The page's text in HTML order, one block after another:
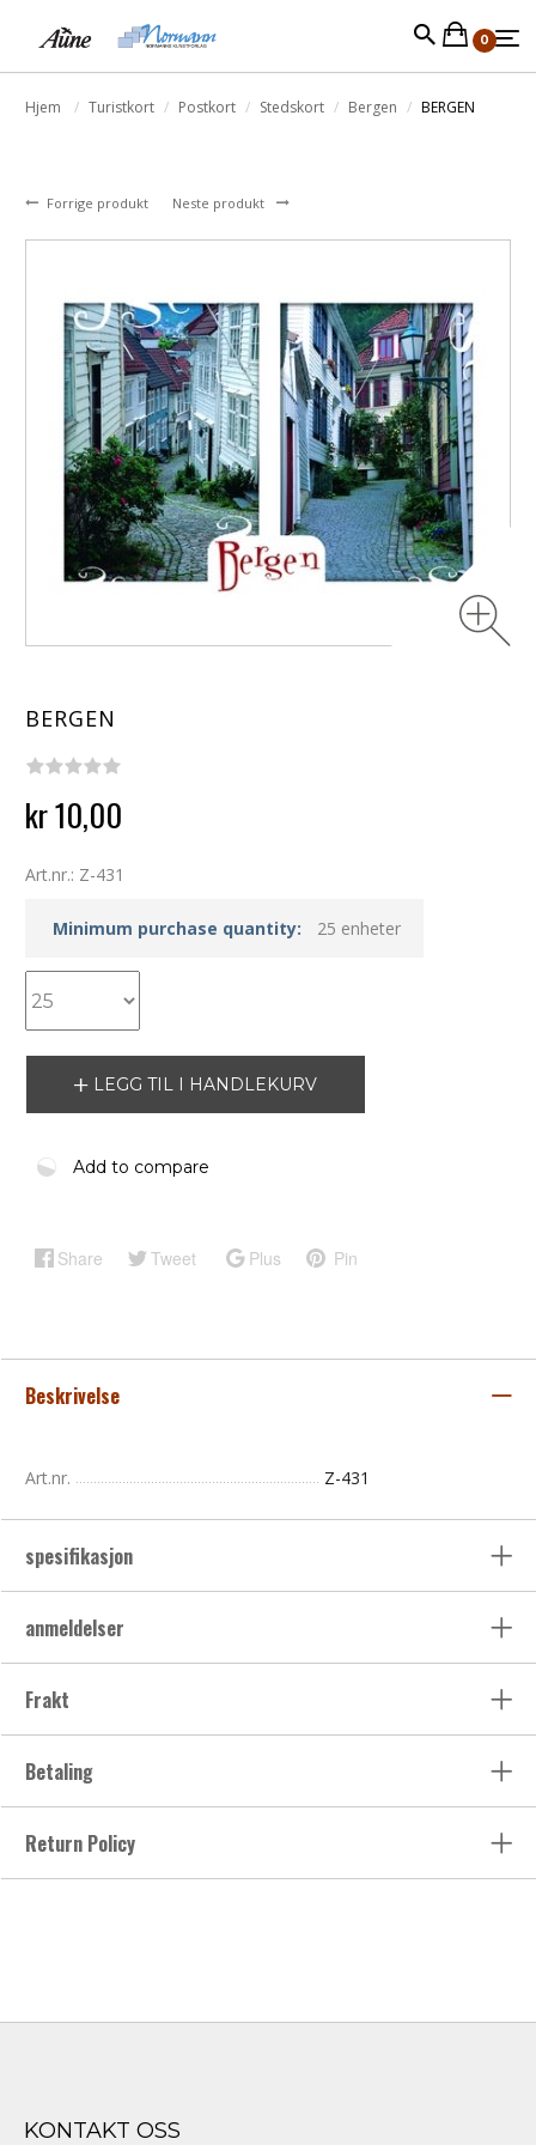
0
Hjem Turistkort Postkort Stedskort Bergen BERGEN
Forrige produkt Neste produkt
BERGEN
kr 10,00
Art.nr.: Z-431
Minimum purchase quantity: 25 enheter
LEGG TIL I HANDLEKURV
Add to compare
Share Tweet Plus Pin
Beskrivelse
Art.nr. Z-431
spesifikasjon
anmeldelser
Frakt
Betaling
Return Policy
KONTAKT OSS